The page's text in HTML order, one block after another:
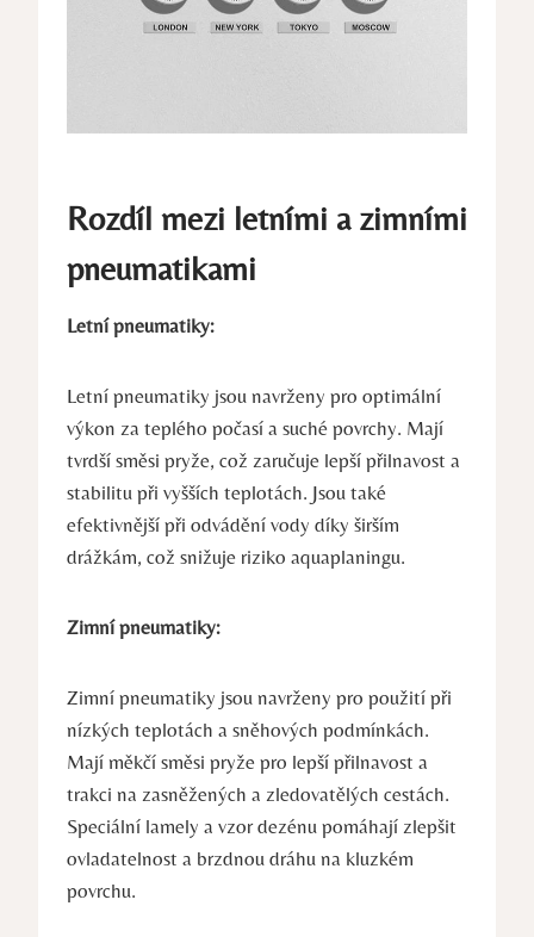
Rozdíl mezi letními a zimními
pneumatikami
Letní pneumatiky:
Letní pneumatiky jsou navrženy pro optimální
výkon za teplého počasí a suché povrchy. Mají
tvrdší směsi pryže, což zaručuje lepší přilnavost a
stabilitu při vyšších teplotách. Jsou také
efektivnější při odvádění vody díky širším
drážkám, což snižuje riziko aquaplaningu.
Zimní pneumatiky:
Zimní pneumatiky jsou navrženy pro použití při
nízkých teplotách a sněhových podmínkách.
Mají měkčí směsi pryže pro lepší přilnavost a
trakci na zasněžených a zledovatělých cestách.
Speciální lamely a vzor dezénu pomáhají zlepšit
ovladatelnost a brzdnou dráhu na kluzkém
povrchu.